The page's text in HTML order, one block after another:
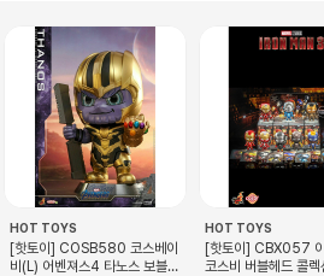
HOT TOYS
[핫토이] COSB580 코스베이
비(L) 어벤져스4 타노스 보블헤
HOT TOYS
[핫토이] CBX057
코스비 버블헤드 콜